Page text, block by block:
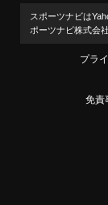
スポーツナビは
ポーツナビ株式会
プラ
免責